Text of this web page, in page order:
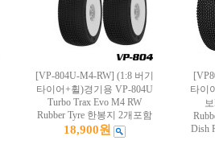
[VP-804U-M4-RW] (1:8 버기
타이어+휠)경기용 VP-804U
Turbo Trax Evo M4 RW
Rubber Tyre 한봉지 2개포함
18,900원
타이
Dish